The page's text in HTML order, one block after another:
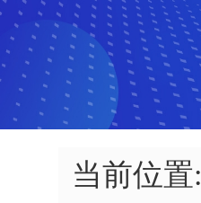
当前位置: